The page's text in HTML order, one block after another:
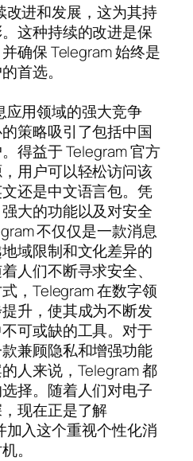
改进和发展，这为其持
这种持续的改进是保
确保 Telegram 始终是
首选。
应用领域的强大竞争
策略吸引了包括中国
得益于 Telegram 官方
用户可以轻松访问该
还是中文语言包。凭
大的功能以及对安全
不仅仅是一款消息
域限制和文化差异的
人们不断寻求安全、
，Telegram 在数字领
升，使其成为不断发
可或缺的工具。对于
兼顾隐私和增强功能
人来说，Telegram 都
择。随着人们对电子
现在正是了解
加入这个重视个性化消
。